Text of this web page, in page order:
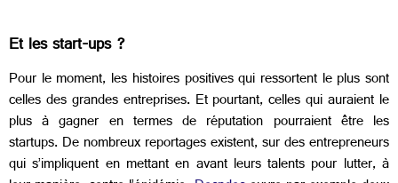
Et les start-ups ?
Pour le moment, les histoires positives qui ressortent le plus sont
celles des grandes entreprises. Et pourtant, celles qui auraient le
plus à gagner en termes de réputation pourraient être les
startups. De nombreux reportages existent, sur des entrepreneurs
qui s’impliquent en mettant en avant leurs talents pour lutter, à